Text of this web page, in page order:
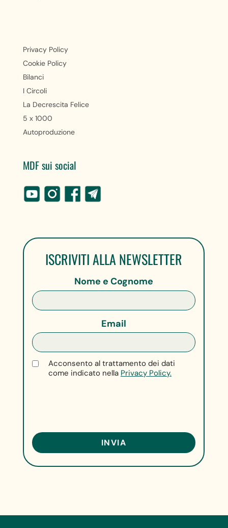
Privacy Policy
Cookie Policy
Bilanci
I Circoli
La Decrescita Felice
5 x 1000
Autoproduzione
MDF sui social
ISCRIVITI ALLA NEWSLETTER
Nome e Cognome
Email
Acconsento al trattamento dei dati
come indicato nella Privacy Policy.